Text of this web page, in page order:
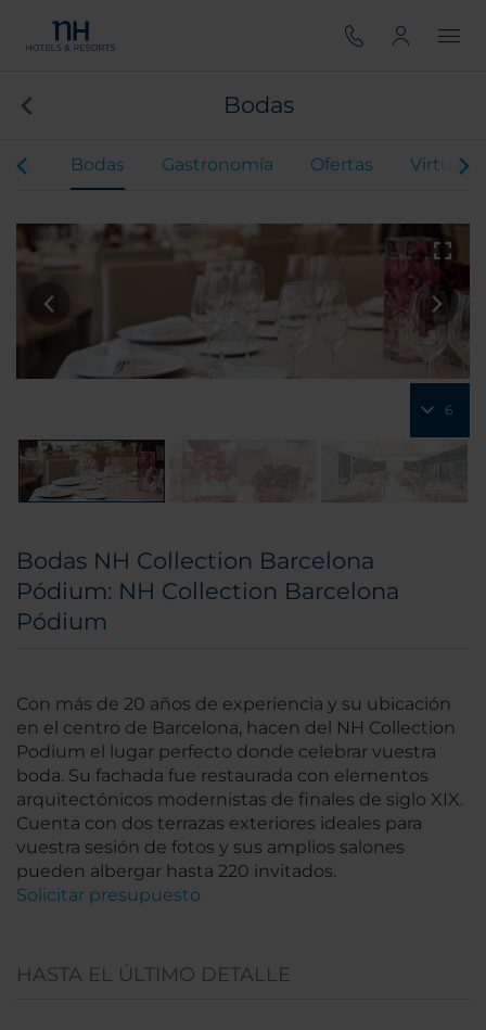
Bodas
Bodas Gastronomía Ofertas Virtual
6
Bodas NH Collection Barcelona
Pódium: NH Collection Barcelona
Pódium
Con más de 20 años de experiencia y su ubicación
en el centro de Barcelona, hacen del NH Collection
Podium el lugar perfecto donde celebrar vuestra
boda. Su fachada fue restaurada con elementos
arquitectónicos modernistas de finales de siglo XIX.
Cuenta con dos terrazas exteriores ideales para
vuestra sesión de fotos y sus amplios salones
pueden albergar hasta 220 invitados.
Solicitar presupuesto
HASTA EL ÚLTIMO DETALLE